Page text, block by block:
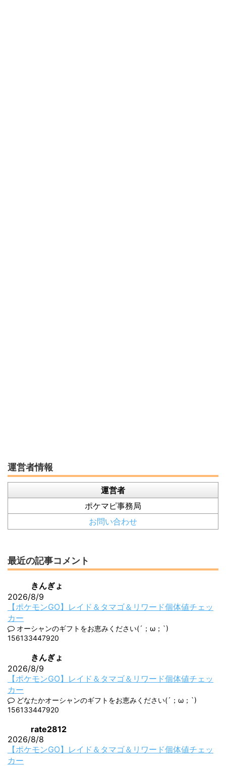
運営者情報
運営者
ポケマピ事務局
お問い合わせ
最近の記事コメント
きんぎょ
2026/8/9
【ポケモンGO】レイド＆タマゴ＆リワード個体値チェッ
カー
オーシャンのギフトをお恵みください(´；ω；`)
156133447920
きんぎょ
2026/8/9
【ポケモンGO】レイド＆タマゴ＆リワード個体値チェッ
カー
どなたかオーシャンのギフトをお恵みください(´；ω；`)
156133447920
rate2812
2026/8/8
【ポケモンGO】レイド＆タマゴ＆リワード個体値チェッ
カー